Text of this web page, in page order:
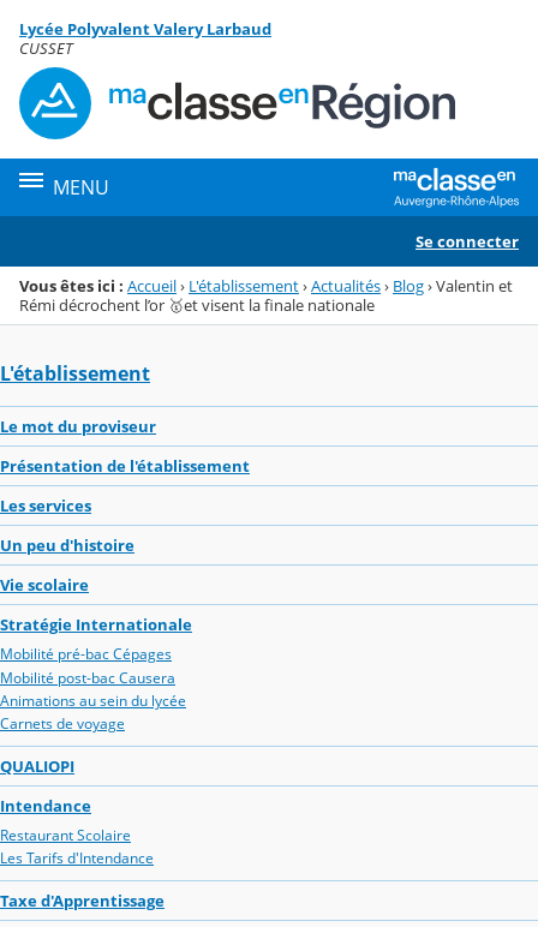
Menu de la rubrique
Contenu
Lycée Polyvalent Valery Larbaud
CUSSET
MENU
Se connecter
Vous êtes ici : Accueil› L'établissement›Actualités› Blog›Valentin et
Rémi décrochent l’or 🥇et visent la finale nationale
L'établissement
Le mot du proviseur
Présentation de l'établissement
Les services
Un peu d'histoire
Vie scolaire
Stratégie Internationale
Mobilité pré-bac Cépages
Mobilité post-bac Causera
Animations au sein du lycée
Carnets de voyage
QUALIOPI
Intendance
Restaurant Scolaire
Les Tarifs d'Intendance
Taxe d'Apprentissage